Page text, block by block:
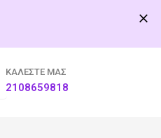
ΚΑΛΈΣΤΕ ΜΑΣ
2108659818